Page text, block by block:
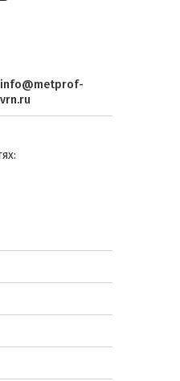
info@metprof-
vrn.ru